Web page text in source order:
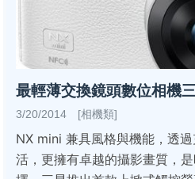
最輕薄交換鏡頭數位相機
3/20/2014 [相機類]
NX mini 兼具風格與機能，透
活，更擁有卓越的攝影畫質，